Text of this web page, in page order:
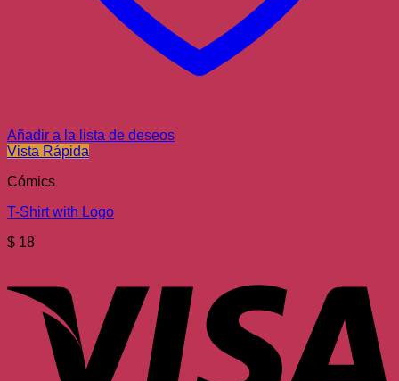
Añadir a la lista de deseos
Vista Rápida
Cómics
T-Shirt with Logo
$ 18